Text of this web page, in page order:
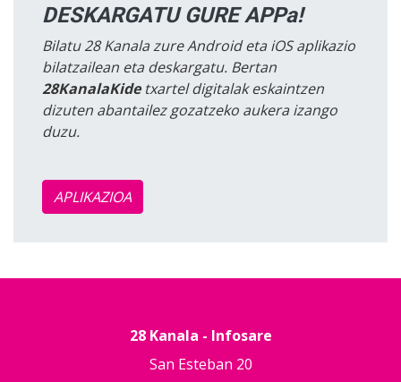
DESKARGATU GURE APPa!
Bilatu 28 Kanala zure Android eta iOS aplikazio
bilatzailean eta deskargatu. Bertan
28KanalaKidetxartel digitalak eskaintzen
dizuten abantailez gozatzeko aukera izango
duzu.
APLIKAZIOA
28 Kanala - Infosare
San Esteban 20